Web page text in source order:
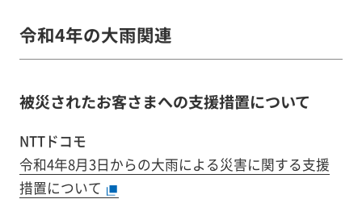
令和4年の大雨関連
被災されたお客さまへの支援措置について
NTTドコモ
令和4年8月3日からの大雨による災害に関する支援
措置について